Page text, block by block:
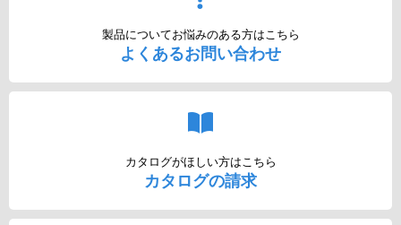
製品についてお悩みのある方はこちら
よくあるお問い合わせ
カタログがほしい方はこちら
カタログの請求